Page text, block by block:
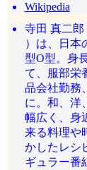
Wikipedia
寺田 真二郎
）は、日本
型O型。身
て、服部栄
品会社勤務
に。和、洋
幅広く、身
来る料理や
かしたレシ
ギュラー番